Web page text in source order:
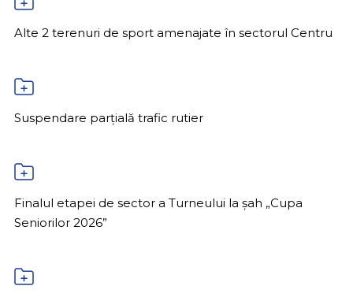
Alte 2 terenuri de sport amenajate în sectorul Centru
Suspendare parțială trafic rutier
Finalul etapei de sector a Turneului la șah „Cupa
Seniorilor 2026”